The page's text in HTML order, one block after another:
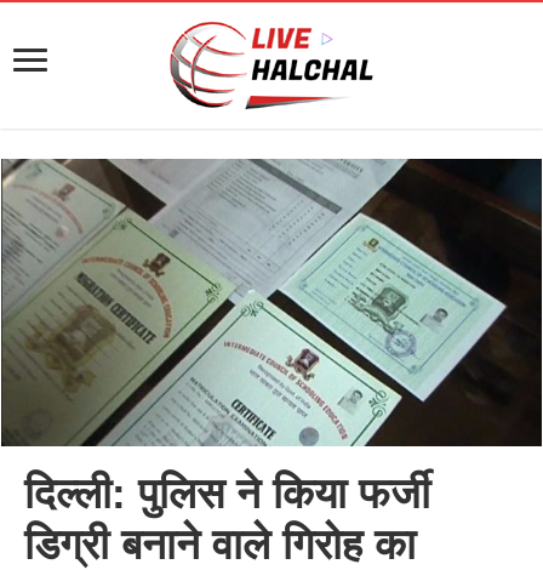
दिल्ली: पुलिस ने किया फर्जी
डिग्री बनाने वाले गिरोह का